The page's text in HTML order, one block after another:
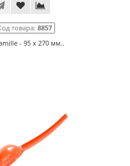
товара: 8857
- 95 x 270 мм..